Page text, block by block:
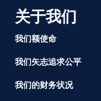
关于我们
我们额使命
我们矢志追求公平
我们的财务状况